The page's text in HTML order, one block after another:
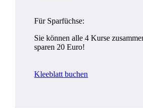
Für Sparfüchse:
Sie können alle 4 Kurse
sparen 20 Euro!
Kleeblatt buchen